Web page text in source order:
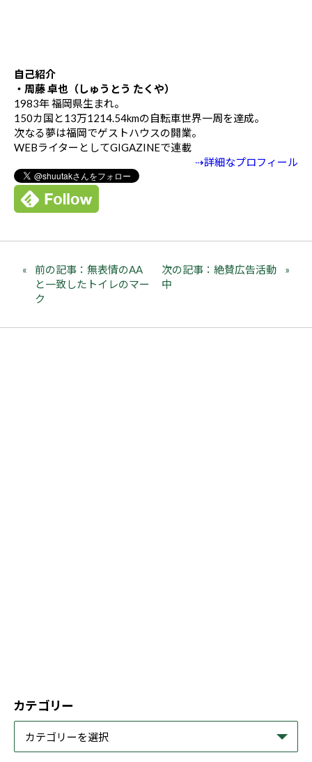
自己紹介
・周藤 卓也（しゅうとう たくや）
1983年 福岡県生まれ。
150カ国と13万1214.54kmの自転車世界一周を達成。
次なる夢は福岡でゲストハウスの開業。
WEBライターとしてGIGAZINEで連載
⇢詳細なプロフィール
前の記事：無表情のAA
と一致したトイレのマー
ク
次の記事：絶賛広告活動
中
カテゴリー